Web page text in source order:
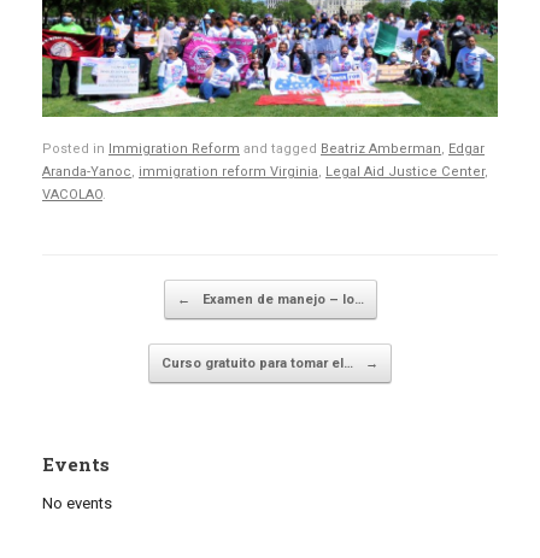
Posted in Immigration Reform and tagged Beatriz Amberman
Edgar
Aranda-Yanoc
immigration reform Virginia Legal Aid Justice Center,
VACOLAO
← Examen de manejo – lo…
Curso gratuito para tomar el… →
Events
No events